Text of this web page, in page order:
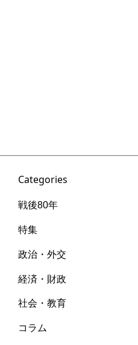
Categories
戦後80年
特集
政治・外交
経済・財政
社会・教育
コラム